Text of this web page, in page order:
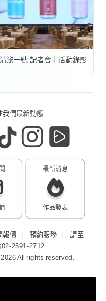
清泌一號 記者會｜活動錄影
我們最新動態
最新消息
作品發表
報價 ❘預約服務 ❘請至
02-2591-2712
All rights reserved.